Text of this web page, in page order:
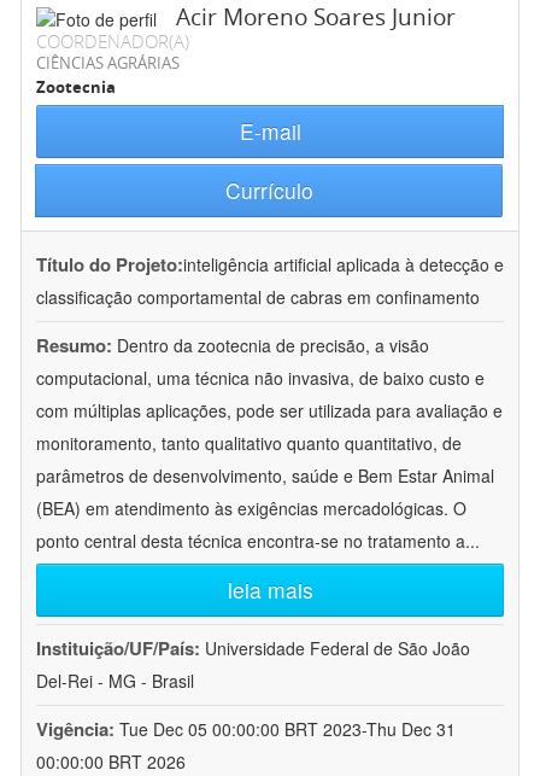
Acir Moreno Soares Junior
COORDENADOR(A)
CIÊNCIAS AGRÁRIAS
Zootecnia
E-mail
Currículo
Título do Projeto:inteligência artificial aplicada à detecção e
classificação comportamental de cabras em confinamento
Resumo: Dentro da zootecnia de precisão, a visão
computacional, uma técnica não invasiva, de baixo custo e
com múltiplas aplicações, pode ser utilizada para avaliação e
monitoramento, tanto qualitativo quanto quantitativo, de
parâmetros de desenvolvimento, saúde e Bem Estar Animal
(BEA) em atendimento às exigências mercadológicas. O
ponto central desta técnica encontra-se no tratamento a...
leia mais
Instituição/UF/País: Universidade Federal de São João
Del-Rei - MG - Brasil
Vigência: Tue Dec 05 00:00:00 BRT 2023-Thu Dec 31
00:00:00 BRT 2026